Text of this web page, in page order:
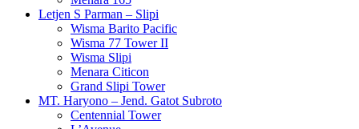
Letjen S Parman – Slipi
Wisma Barito Pacific
Wisma 77 Tower II
Wisma Slipi
Menara Citicon
Grand Slipi Tower
MT. Haryono – Jend. Gatot Subroto
Centennial Tower